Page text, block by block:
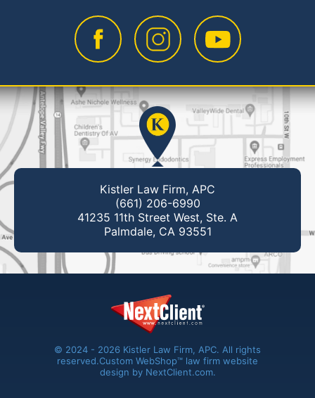
Kistler Law Firm, APC
(661) 206-6990
41235 11th Street West, Ste. A
Palmdale, CA 93551
© 2024 - 2026 Kistler Law Firm, APC. All rights
reserved.Custom WebShop™ law firm website
design by NextClient.com.